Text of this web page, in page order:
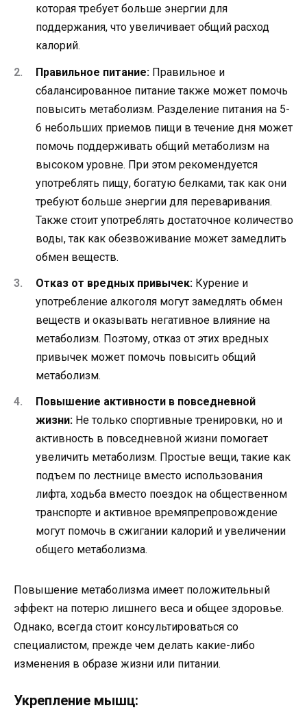
которая требует больше энергии для
поддержания, что увеличивает общий расход
калорий.
Правильное питание: Правильное и
сбалансированное питание также может помочь
повысить метаболизм. Разделение питания на 5-
6 небольших приемов пищи в течение дня может
помочь поддерживать общий метаболизм на
высоком уровне. При этом рекомендуется
употреблять пищу, богатую белками, так как они
требуют больше энергии для переваривания.
Также стоит употреблять достаточное количество
воды, так как обезвоживание может замедлить
обмен веществ.
Отказ от вредных привычек: Курение и
употребление алкоголя могут замедлять обмен
веществ и оказывать негативное влияние на
метаболизм. Поэтому, отказ от этих вредных
привычек может помочь повысить общий
метаболизм.
Повышение активности в повседневной
жизни: Не только спортивные тренировки, но и
активность в повседневной жизни помогает
увеличить метаболизм. Простые вещи, такие как
подъем по лестнице вместо использования
лифта, ходьба вместо поездок на общественном
транспорте и активное времяпрепровождение
могут помочь в сжигании калорий и увеличении
общего метаболизма.
Повышение метаболизма имеет положительный
эффект на потерю лишнего веса и общее здоровье.
Однако, всегда стоит консультироваться со
специалистом, прежде чем делать какие-либо
изменения в образе жизни или питании.
Укрепление мышц: